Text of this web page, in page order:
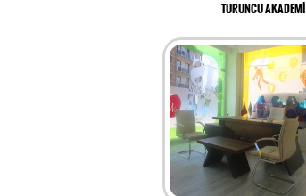
TURUNCU AKADEMİ